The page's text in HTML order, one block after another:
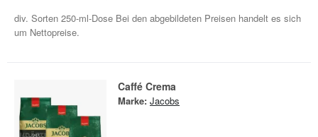
div. Sorten 250-ml-Dose Bei den abgebildeten Preisen handelt es sich
um Nettopreise.
Caffé Crema
Marke: Jacobs